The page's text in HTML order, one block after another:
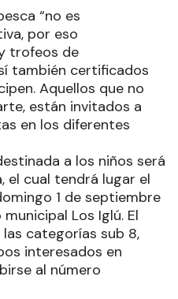
“no es
por eso
trofeos de
también certificados
Aquellos que no
están invitados a
en los diferentes
a los niños será
el cual tendrá lugar el
1 de septiembre
Los Iglú. El
categorías sub 8,
interesados en
al número